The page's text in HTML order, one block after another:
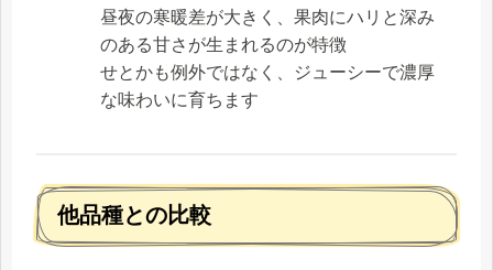
昼夜の寒暖差が大きく、果肉にハリと深み
のある甘さが生まれるのが特徴
せとかも例外ではなく、ジューシーで濃厚
な味わいに育ちます
他品種との比較